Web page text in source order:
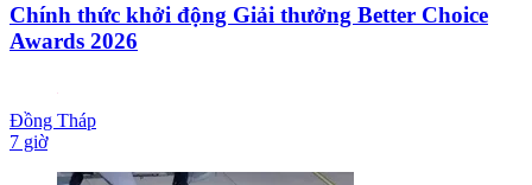
Chính thức khởi động Giải thưởng Better Choice
Awards 2026
Đồng Tháp
7 giờ